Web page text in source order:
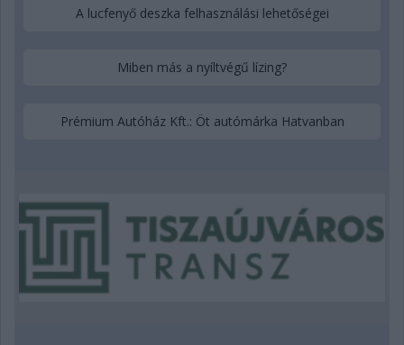
A lucfenyő deszka felhasználási lehetőségei
Miben más a nyíltvégű lízing?
Prémium Autóház Kft.: Öt autómárka Hatvanban